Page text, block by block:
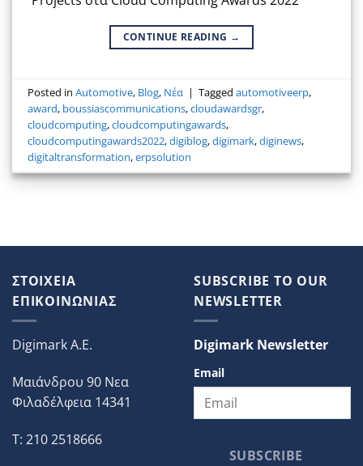
CONTINUE READING →
Posted inAutomotive, Blog, Νέα | Taggedautomotiveerp,
award, boussiascommunications,cloudawardsgr,
cloudcomputing,cloudcomputingawards,
cloudcomputingawards2022,digiblog,digimark,diginews,
digitaltransformation,erpsolution
ΣΤΟΙΧΕΙΑ
ΕΠΙΚΟΙΝΩΝΙΑΣ
Digimark A.E.
Μαιάνδρου 90 Νεα
Φιλαδέλφεια 14341
T: 210 2518666
SUBSCRIBE TO OUR
NEWSLETTER
Digimark Newsletter
Email
SUBSCRIBE